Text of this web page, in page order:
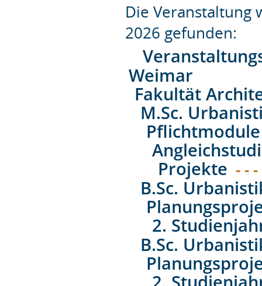
Die Veranstaltung
2026 gefunden:
Weimar
Fakultät
M.Sc.
Pflichtmodule
Projekte - -
B.Sc.
2.
B.Sc.